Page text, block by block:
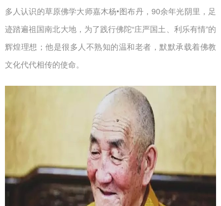
多人认识的草原佛学大师嘉木杨•图布丹，90余年光阴里，足
迹踏遍祖国南北大地，为了践行佛陀“庄严国土、利乐有情”的
辉煌理想；他是很多人不熟知的温和老者，默默承载着佛教
文化代代相传的使命。